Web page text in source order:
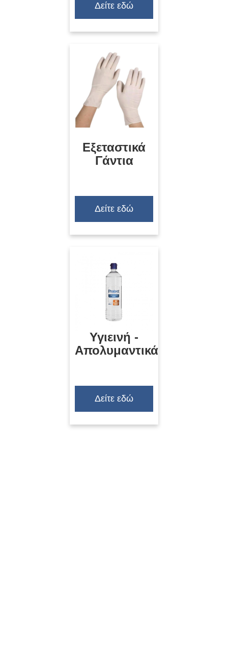
Δείτε εδώ
Εξεταστικά
Γάντια
Δείτε εδώ
Υγιεινή -
Απολυμαντικά
Δείτε εδώ